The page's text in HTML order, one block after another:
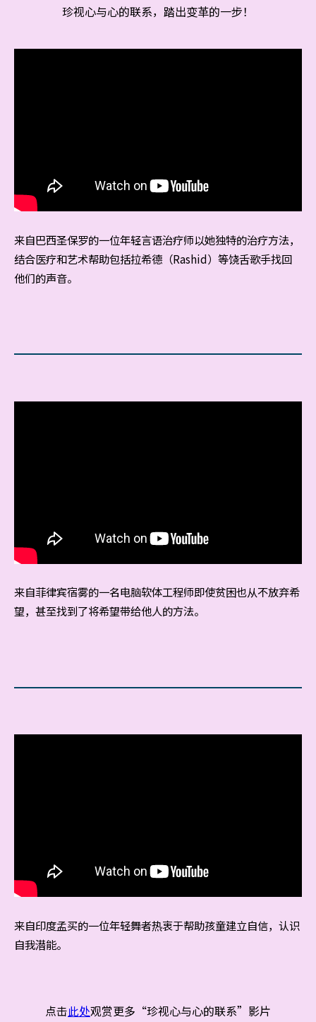
珍视心与心的联系，踏出变革的一步！
来自巴西圣保罗的一位年轻言语治疗师以她独特的治疗方法，
结合医疗和艺术帮助包括拉希德（Rashid）等饶舌歌手找回
他们的声音。
来自菲律宾宿雾的一名电脑软体工程师即使贫困也从不放弃希
望，甚至找到了将希望带给他人的方法。
来自印度孟买的一位年轻舞者热衷于帮助孩童建立自信，认识
自我潜能。
点击此处观赏更多“珍视心与心的联系”影片